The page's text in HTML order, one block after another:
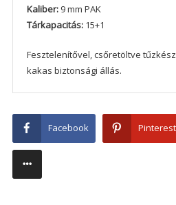
Kaliber:9 mm PAK
Tárkapacitás:15+1
Fesztelenítővel, csőretöltve
kakas biztonsági állás.
Facebook Pinterest